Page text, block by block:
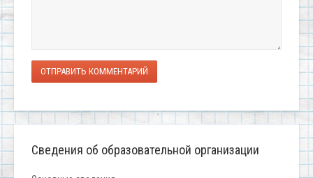
ОТПРАВИТЬ КОММЕНТАРИЙ
Сведения об образовательной организации